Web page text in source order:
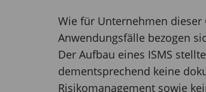
Wie für Unternehmen dieser
Anwendungsfälle bezogen
Der Aufbau eines ISMS
dementsprechend keine
Risikomanagement sowie